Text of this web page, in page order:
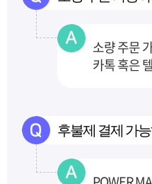
소량 주문
카톡 혹은
후불제 결제 가